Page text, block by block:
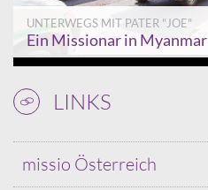
UNTERWEGS MIT PATER "JOE"
Ein Missionar in Myanmar
LINKS
missio Österreich